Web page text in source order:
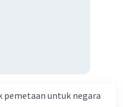
untuk negara